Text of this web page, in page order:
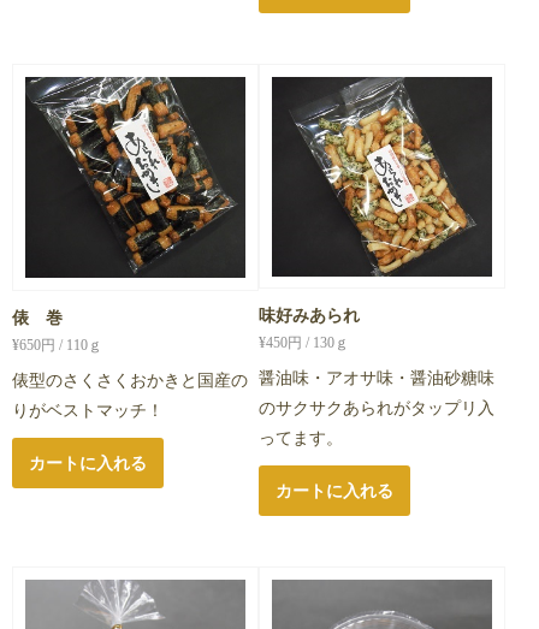
俵 巻
¥650円 / 110ｇ
俵型のさくさくおかきと国産の
りがベストマッチ！
カートに入れる
味好みあられ
¥450円 / 130ｇ
醤油味・アオサ味・醤油砂糖味
のサクサクあられがタップリ入
ってます。
カートに入れる